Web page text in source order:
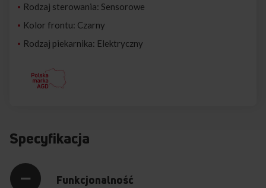
Rodzaj sterowania: Sensorowe
Kolor frontu: Czarny
Rodzaj piekarnika: Elektryczny
Specyfikacja
Funkcjonalność